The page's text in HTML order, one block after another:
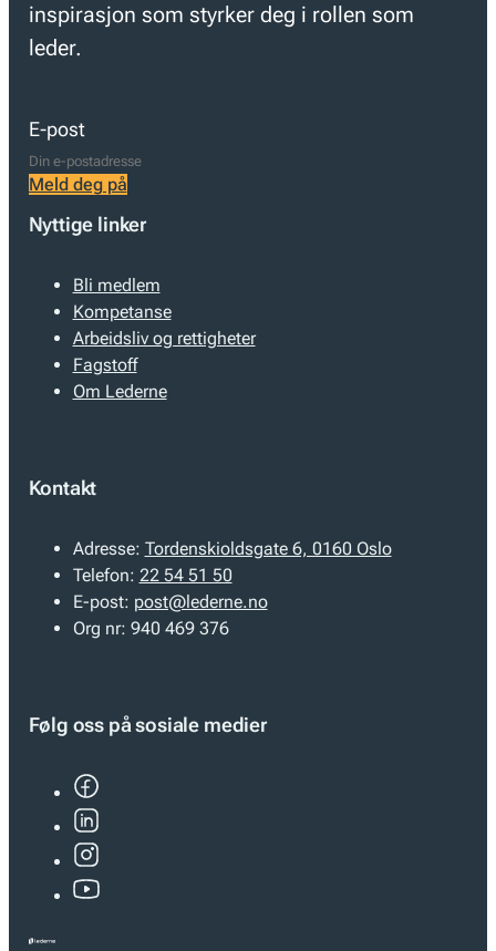
inspirasjon som styrker deg i rollen som
leder.
E-post
Meld deg på
Nyttige linker
Bli medlem
Kompetanse
Arbeidsliv og rettigheter
Fagstoff
Om Lederne
Kontakt
Adresse: Tordenskioldsgate 6, 0160 Oslo
Telefon: 22 54 51 50
E-post: post@lederne.no
Org nr: 940 469 376
Følg oss på sosiale medier